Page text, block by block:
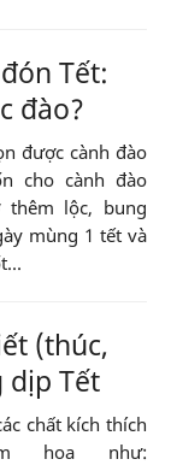
Tết:
đào?
được cành đào
cho cành đào
lộc, bung
mùng 1 tết và
(thúc,
dịp Tết
chất kích thích
hoa như: